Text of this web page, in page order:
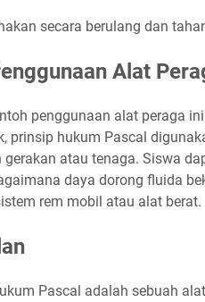
secara berulang dan
Alat
penggunaan alat peraga
prinsip hukum Pascal
gerakan atau tenaga. Siswa
daya dorong fluida
rem mobil atau alat berat.
Pascal adalah sebuah